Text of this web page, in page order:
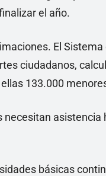
el año.
El
ciudadanos,
133.000
necesitan asistencia
básicas